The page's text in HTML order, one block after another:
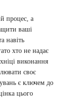
процес, а
ваші
навіть
хто не надає
виконання
своє
є ключем до
цього